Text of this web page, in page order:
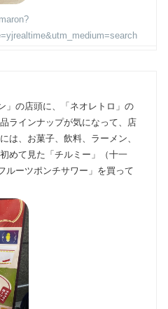
」の店頭に、「ネオレトロ」の
ラインナップが気になって、店
は、お菓子、飲料、ラーメン、
めて見た「チルミー」（十一
ルーツポンチサワー」を買って